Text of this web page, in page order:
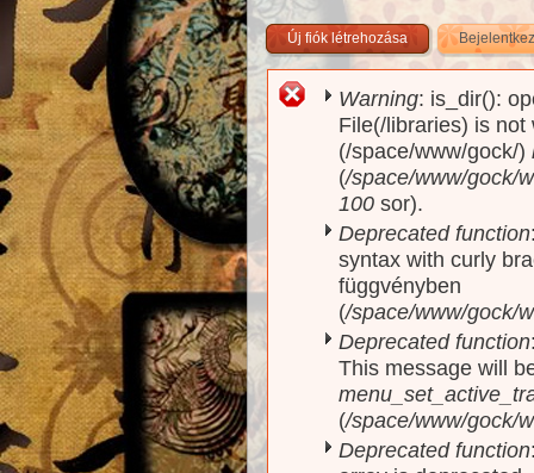
Új fiók létrehozása
Hibaüzenet
Warning: is_dir():
File(/libraries) is
(/space/www/gock/)
(/space/www/gock/
100 sor).
Deprecated function
syntax with curly
függvényben
(/space/www/gock/
Deprecated function
This message will
(/space/www/gock/
Deprecated function